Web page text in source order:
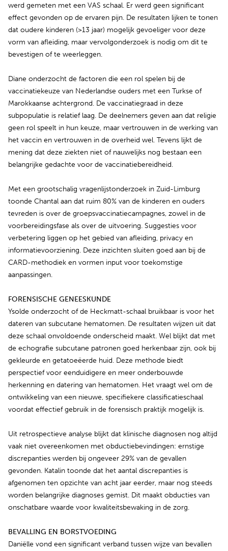
werd gemeten met een VAS schaal. Er werd geen significant
effect gevonden op de ervaren pijn. De resultaten lijken te tonen
dat oudere kinderen (>13 jaar) mogelijk gevoeliger voor deze
vorm van afleiding, maar vervolgonderzoek is nodig om dit te
bevestigen of te weerleggen.
Diane onderzocht de factoren die een rol spelen bij de
vaccinatiekeuze van Nederlandse ouders met een Turkse of
Marokkaanse achtergrond. De vaccinatiegraad in deze
subpopulatie is relatief laag. De deelnemers geven aan dat religie
geen rol speelt in hun keuze, maar vertrouwen in de werking van
het vaccin en vertrouwen in de overheid wel. Tevens lijkt de
mening dat deze ziekten niet of nauwelijks nog bestaan een
belangrijke gedachte voor de vaccinatiebereidheid.
Met een grootschalig vragenlijstonderzoek in Zuid-Limburg
toonde Chantal aan dat ruim 80% van de kinderen en ouders
tevreden is over de groepsvaccinatiecampagnes, zowel in de
voorbereidingsfase als over de uitvoering. Suggesties voor
verbetering liggen op het gebied van afleiding, privacy en
informatievoorziening. Deze inzichten sluiten goed aan bij de
CARD-methodiek en vormen input voor toekomstige
aanpassingen.
FORENSISCHE GENEESKUNDE
Ysolde onderzocht of de Heckmatt-schaal bruikbaar is voor het
dateren van subcutane hematomen. De resultaten wijzen uit dat
deze schaal onvoldoende onderscheid maakt. Wel blijkt dat met
de echografie subcutane patronen goed herkenbaar zijn, ook bij
gekleurde en getatoeëerde huid. Deze methode biedt
perspectief voor eenduidigere en meer onderbouwde
herkenning en datering van hematomen. Het vraagt wel om de
ontwikkeling van een nieuwe, specifiekere classificatieschaal
voordat effectief gebruik in de forensisch praktijk mogelijk is.
Uit retrospectieve analyse blijkt dat klinische diagnosen nog altijd
vaak niet overeenkomen met obductiebevindingen: ernstige
discrepanties werden bij ongeveer 29% van de gevallen
gevonden. Katalin toonde dat het aantal discrepanties is
afgenomen ten opzichte van acht jaar eerder, maar nog steeds
worden belangrijke diagnoses gemist. Dit maakt obducties van
onschatbare waarde voor kwaliteitsbewaking in de zorg.
BEVALLING EN BORSTVOEDING
Daniëlle vond een significant verband tussen wijze van bevallen